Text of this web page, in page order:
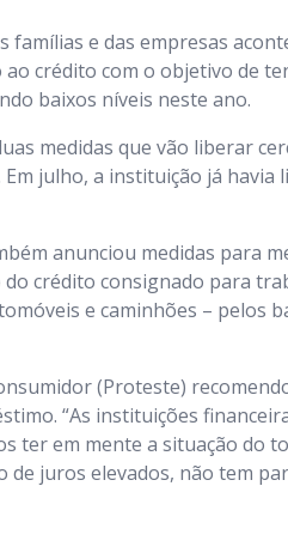
famílias e das empresas
crédito com o objetivo de
baixos níveis neste ano.
medidas que vão liberar
julho, a instituição já havia
anunciou medidas para
do crédito consignado para
e caminhões – pelos
(Proteste)
“As instituições
ter em mente a situação do
juros elevados, não tem